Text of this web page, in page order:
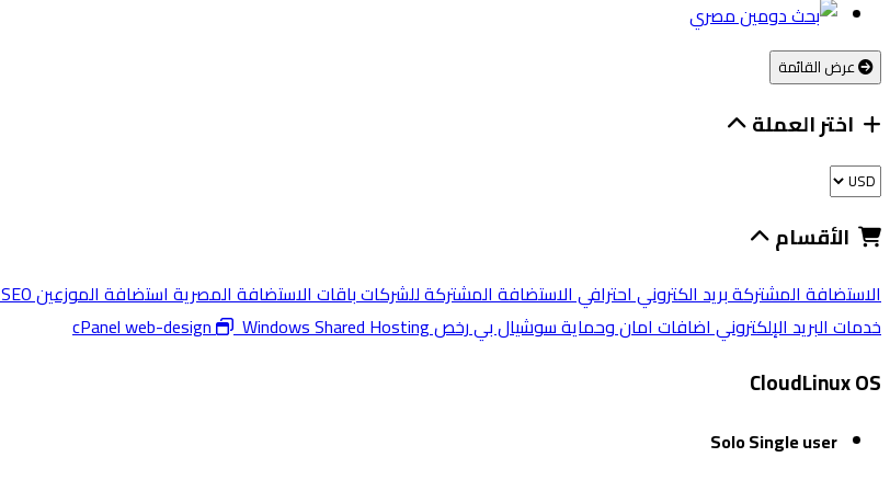
اختر العملة
الأقسام
الاستضافة المشتركةبريد الكتروني احترافيالاستضافة المشتركة للشركاتباقات الاستضافة المصريةاستضافة الموزعينSEO ادوات
خدمات البريد الإلكترونياضافات امان وحمايةسوشيال بيرخص cPanel web-design Windows Shared Hosting
CloudLinux OS
Solo Single user